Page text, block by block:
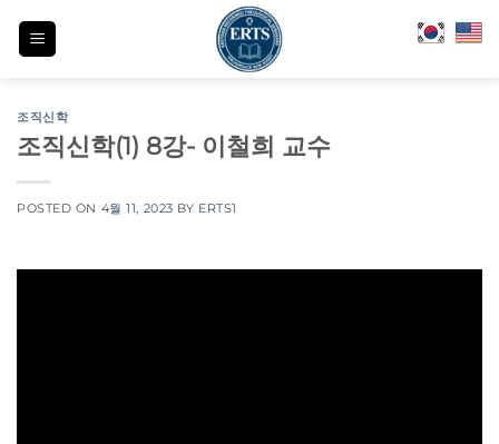
조직신학
조직신학(1) 8강- 이철희 교수
POSTED ON 4월 11, 2023 BY ERTS1